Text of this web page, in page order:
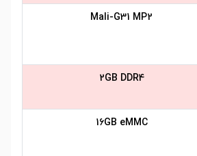
Mali-G31 MP2
2GB DDR4
16GB eMMC